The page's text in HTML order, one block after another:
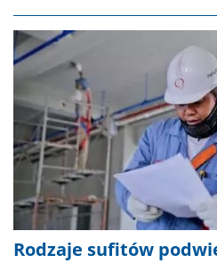
Rodzaje sufitów